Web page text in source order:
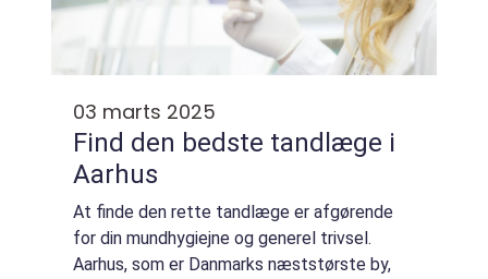
03 marts 2025
Find den bedste tandlæge i
Aarhus
At finde den rette tandlæge er afgørende
for din mundhygiejne og generel trivsel.
Aarhus, som er Danmarks næststørste by,